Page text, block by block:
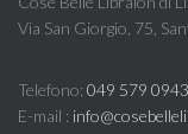
Via San Giorgio, 75,
Telefono: 049 579 0943
E-mail :